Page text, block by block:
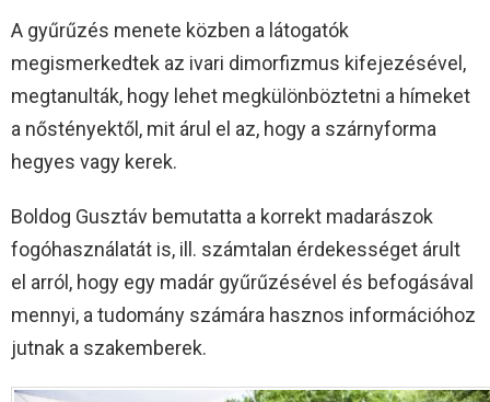
A gyűrűzés menete közben a látogatók
megismerkedtek az ivari dimorfizmus kifejezésével,
megtanulták, hogy lehet megkülönböztetni a hímeket
a nőstényektől, mit árul el az, hogy a szárnyforma
hegyes vagy kerek.
Boldog Gusztáv bemutatta a korrekt madarászok
fogóhasználatát is, ill. számtalan érdekességet árult
el arról, hogy egy madár gyűrűzésével és befogásával
mennyi, a tudomány számára hasznos információhoz
jutnak a szakemberek.